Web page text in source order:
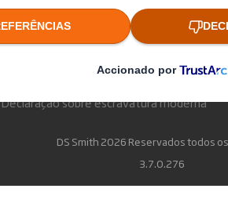
Declaração sobre escravatura moderna
DS Smith 2026 Reservados todos
3.7.0.276